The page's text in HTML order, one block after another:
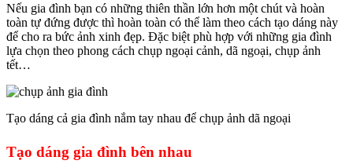
Nếu gia đình bạn có những thiên thần lớn hơn một chút và hoàn
toàn tự đứng được thì hoàn toàn có thể làm theo cách tạo dáng này
để cho ra bức ảnh xinh đẹp. Đặc biệt phù hợp với những gia đình
lựa chọn theo phong cách chụp ngoại cảnh, dã ngoại, chụp ảnh
tết…
Tạo dáng cả gia đình nắm tay nhau để chụp ảnh dã ngoại
Tạo dáng gia đình bên nhau